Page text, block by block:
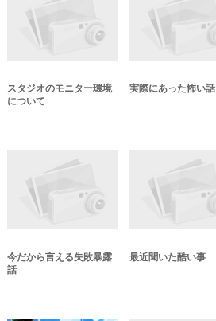
スタジオのモニター環境
について
実際にあった怖い話
今だから言える失敗暴露
話
最近聞いた酷い事